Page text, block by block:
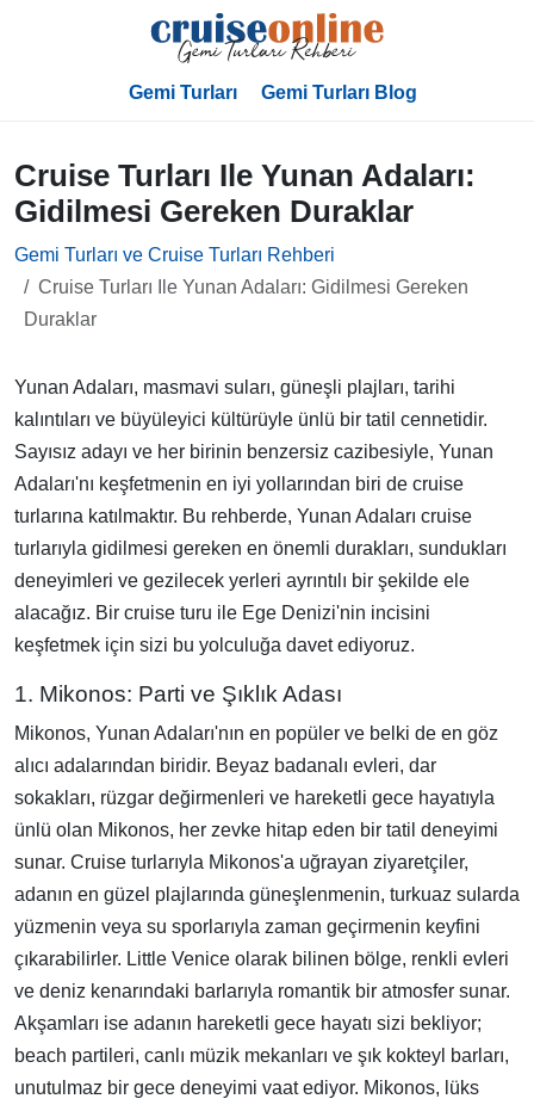
Gemi Turları Gemi Turları Blog
Cruise Turları Ile Yunan Adaları:
Gidilmesi Gereken Duraklar
Gemi Turları ve Cruise Turları Rehberi
Cruise Turları Ile Yunan Adaları: Gidilmesi Gereken
Duraklar
Yunan Adaları, masmavi suları, güneşli plajları, tarihi
kalıntıları ve büyüleyici kültürüyle ünlü bir tatil cennetidir.
Sayısız adayı ve her birinin benzersiz cazibesiyle, Yunan
Adaları'nı keşfetmenin en iyi yollarından biri de cruise
turlarına katılmaktır. Bu rehberde, Yunan Adaları cruise
turlarıyla gidilmesi gereken en önemli durakları, sundukları
deneyimleri ve gezilecek yerleri ayrıntılı bir şekilde ele
alacağız. Bir cruise turu ile Ege Denizi'nin incisini
keşfetmek için sizi bu yolculuğa davet ediyoruz.
1. Mikonos: Parti ve Şıklık Adası
Mikonos, Yunan Adaları'nın en popüler ve belki de en göz
alıcı adalarından biridir. Beyaz badanalı evleri, dar
sokakları, rüzgar değirmenleri ve hareketli gece hayatıyla
ünlü olan Mikonos, her zevke hitap eden bir tatil deneyimi
sunar. Cruise turlarıyla Mikonos'a uğrayan ziyaretçiler,
adanın en güzel plajlarında güneşlenmenin, turkuaz sularda
yüzmenin veya su sporlarıyla zaman geçirmenin keyfini
çıkarabilirler. Little Venice olarak bilinen bölge, renkli evleri
ve deniz kenarındaki barlarıyla romantik bir atmosfer sunar.
Akşamları ise adanın hareketli gece hayatı sizi bekliyor;
beach partileri, canlı müzik mekanları ve şık kokteyl barları,
unutulmaz bir gece deneyimi vaat ediyor. Mikonos, lüks